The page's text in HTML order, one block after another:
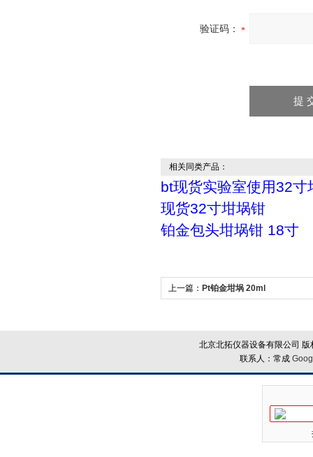
验证码：
相关同类产品：
bt现货实验室使用32寸
现货32寸坩埚钳
铂金包头坩埚钳 18寸
上一篇： Pt铂金坩埚 20ml
北京北拓仪器设备有限公司
联系人：常成